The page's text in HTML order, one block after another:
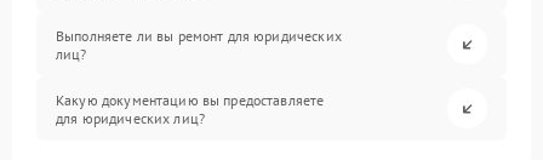
Выполняете ли вы ремонт для юридических
лиц?
Какую документацию вы предоставляете
для юридических лиц?